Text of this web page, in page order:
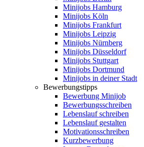
Minijobs Hamburg
Minijobs Köln
Minijobs Frankfurt
Minijobs Leipzig
Minijobs Nürnberg
Minijobs Düsseldorf
Minijobs Stuttgart
Minijobs Dortmund
Minijobs in deiner Stadt
Bewerbungstipps
Bewerbung Minijob
Bewerbungsschreiben
Lebenslauf schreiben
Lebenslauf gestalten
Motivationsschreiben
Kurzbewerbung